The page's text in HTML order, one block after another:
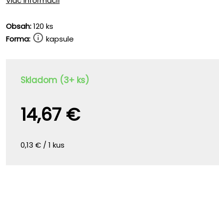
Obsah:120 ks
Forma:
kapsule
Skladom (3+ ks)
14,67 €
0,13 € / 1 kus